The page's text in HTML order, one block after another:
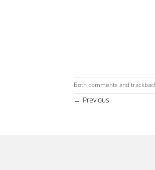
Both comments and
← Previous